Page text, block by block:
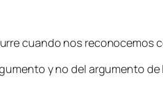
cuando nos reconocemos
y no del argumento de